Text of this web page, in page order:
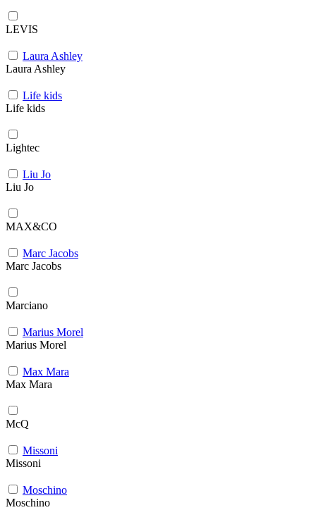
LEVIS
Laura Ashley
Laura Ashley
Life kids
Life kids
Lightec
Liu Jo
Liu Jo
MAX&CO
Marc Jacobs
Marc Jacobs
Marciano
Marius Morel
Marius Morel
Max Mara
Max Mara
McQ
Missoni
Missoni
Moschino
Moschino